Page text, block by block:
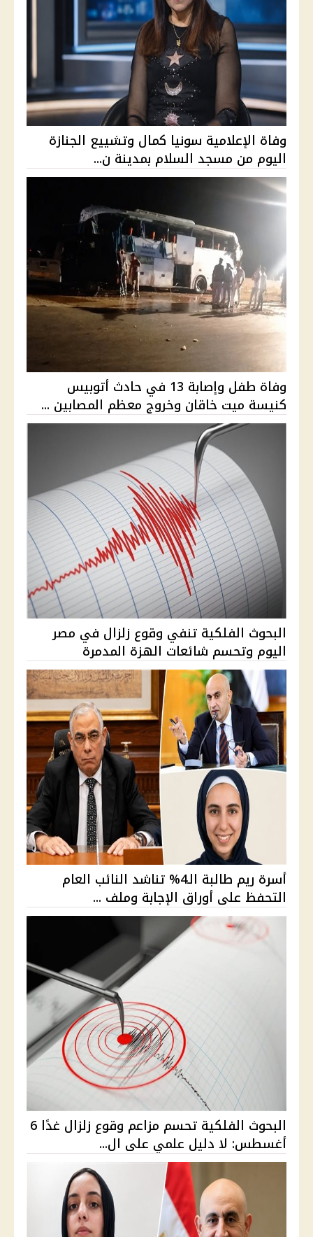
وفاة الإعلامية سونيا كمال وتشييع الجنازة
اليوم من مسجد السلام بمدينة ن...
وفاة طفل وإصابة 13 في حادث أتوبيس
كنيسة ميت خاقان وخروج معظم المصابين ...
البحوث الفلكية تنفي وقوع زلزال في مصر
اليوم وتحسم شائعات الهزة المدمرة
أسرة ريم طالبة الـ4% تناشد النائب العام
التحفظ على أوراق الإجابة وملف ...
البحوث الفلكية تحسم مزاعم وقوع زلزال غدًا 6
أغسطس: لا دليل علمي على ال...